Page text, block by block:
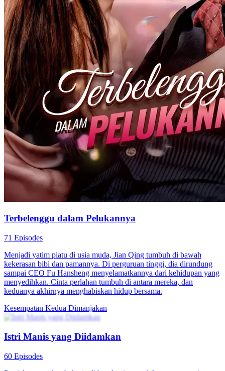
Cinta Kedua Untuk Sri
81 Episodes
Raden Arya Pratama jatuh cinta pada Sri Ayu, istri saudaranya, yang
sering diperlakukan buruk oleh ibu mertuanya. Demi
menyelamatkan Sri Ayu, Arya berusaha mendekatinya dan selalu
hadir saat ia membutuhkan bantuan. Perlahan, cinta tumbuh di
antara mereka, hingga akhirnya mereka berani melawan takdir dan
bersatu dalam cinta.
Periode RomantisRomansaLainnya